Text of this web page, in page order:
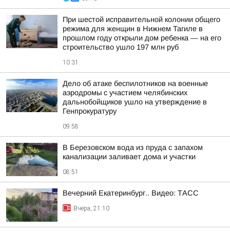
При шестой исправительной колонии общего
режима для женщин в Нижнем Тагиле в
прошлом году открыли дом ребенка — на его
строительство ушло 197 млн руб
10:31
Дело об атаке беспилотников на военные
аэродромы с участием челябинских
дальнобойщиков ушло на утверждение в
Генпрокуратуру
09:58
В Березовском вода из пруда с запахом
канализации заливает дома и участки
08:51
Вечерний Екатеринбург.. Видео: ТАСС
Вчера, 21:10